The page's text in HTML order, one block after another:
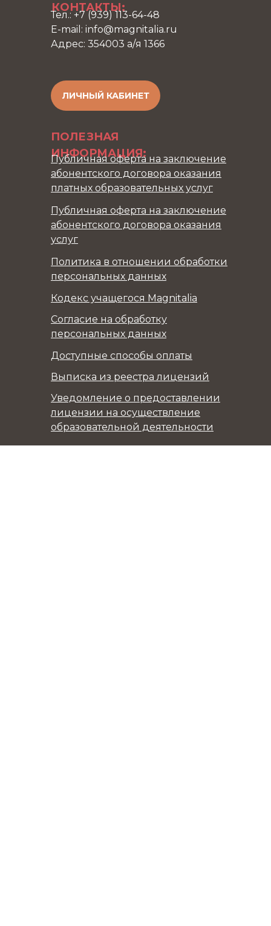
ЛИЧНЫЙ КАБИНЕТ
КОНТАКТЫ:
ПОЛЕЗНАЯ
ИНФОРМАЦИЯ:
Кодекс учащегося Magnitalia
Уведомление о предоставлении
лицензии на осуществление
образовательной деятельности
Выписка из реестра лицензий
Доступные способы оплаты
Согласие на обработку
персональных данных
Политика в отношении обработки
персональных данных
Публичная оферта на заключение
абонентского договора оказания
услуг
Публичная оферта на заключение
абонентского договора оказания
платных образовательных услуг
Тел.: +7 (939) 113-64-48
E-mail: info@magnitalia.ru
Адрес: 354003 а/я 1366